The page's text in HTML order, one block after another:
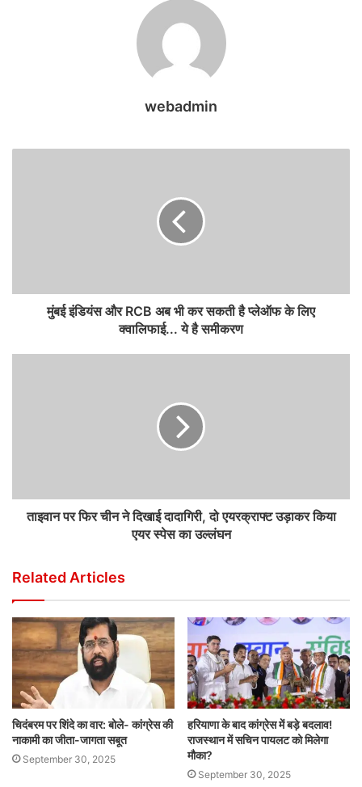
webadmin
मुंबई इंडियंस और RCB अब भी कर सकती है प्लेऑफ के लिए
क्वालिफाई... ये है समीकरण
ताइवान पर फिर चीन ने दिखाई दादागिरी, दो एयरक्राफ्ट उड़ाकर किया
एयर स्पेस का उल्लंघन
Related Articles
चिदंबरम पर शिंदे का वार: बोले- कांग्रेस की
नाकामी का जीता-जागता सबूत
September 30, 2025
हरियाणा के बाद कांग्रेस में बड़े बदलाव!
राजस्थान में सचिन पायलट को मिलेगा
मौका?
September 30, 2025